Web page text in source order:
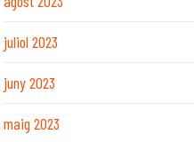
juliol 2023
juny 2023
maig 2023